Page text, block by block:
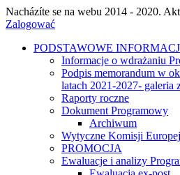
Nacházíte se na webu 2014 - 2020.
Zalogować
PODSTAWOWE
Informacje o wdrażaniu
Podpis memorandum w
latach 2021-2027- galeria
Raporty roczne
Dokument Programowy
Archiwum
Wytyczne Komisji
PROMOCJA
Ewaluacje i analizy